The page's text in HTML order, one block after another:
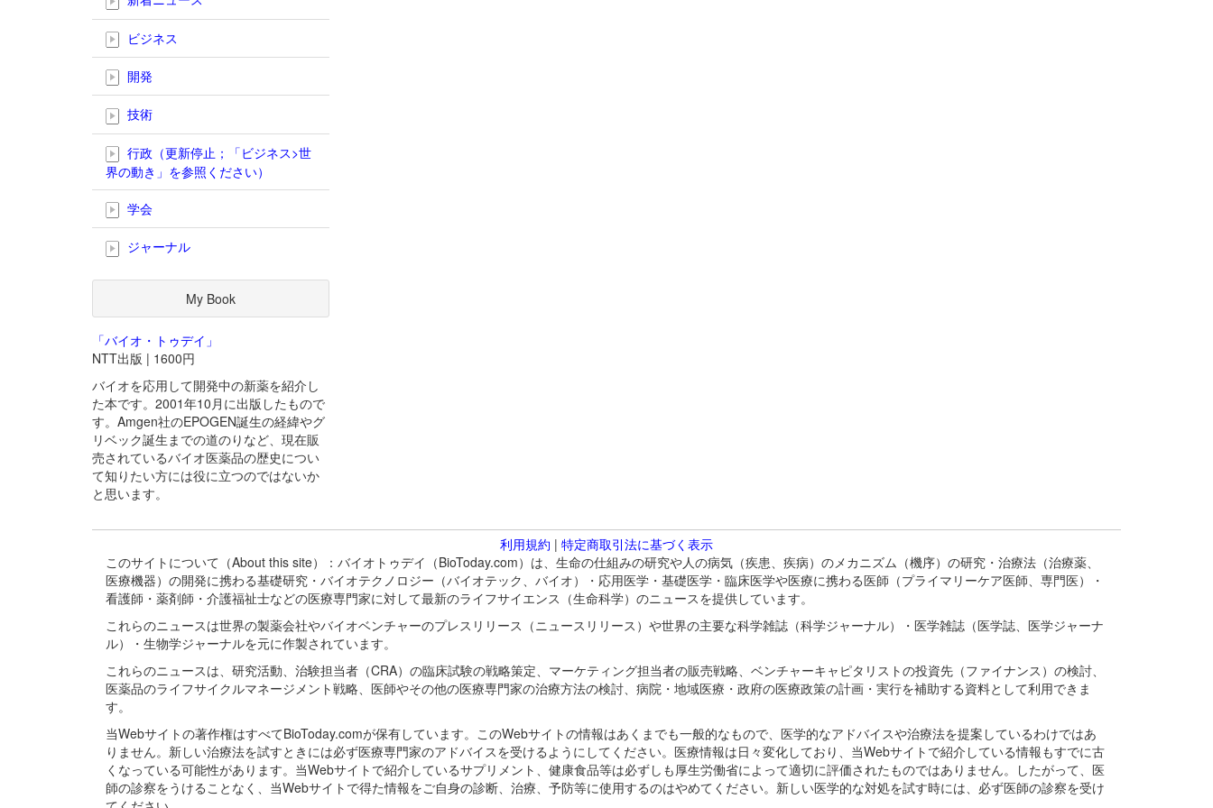
ビジネス
開発
技術
行政（更新停止；「ビジネス>世
界の動き」を参照ください）
学会
ジャーナル
My Book
「バイオ・トゥデイ」
NTT出版 | 1600円
バイオを応用して開発中の新薬を紹介し
た本です。2001年10月に出版したもので
す。Amgen社のEPOGEN誕生の経緯やグ
リベック誕生までの道のりなど、現在販
売されているバイオ医薬品の歴史につい
て知りたい方には役に立つのではないか
と思います。
利用規約 | 特定商取引法に基づく表示
このサイトについて（About this site）：バイオトゥデイ（BioToday.com）は、生命の仕組みの研究や人の病気（疾患、疾病）のメカニズム（機序）の研究・治療法（治療薬、
医療機器）の開発に携わる基礎研究・バイオテクノロジー（バイオテック、バイオ）・応用医学・基礎医学・臨床医学や医療に携わる医師（プライマリーケア医師、専門医）・
看護師・薬剤師・介護福祉士などの医療専門家に対して最新のライフサイエンス（生命科学）のニュースを提供しています。
これらのニュースは世界の製薬会社やバイオベンチャーのプレスリリース（ニュースリリース）や世界の主要な科学雑誌（科学ジャーナル）・医学雑誌（医学誌、医学ジャーナ
ル）・生物学ジャーナルを元に作製されています。
これらのニュースは、研究活動、治験担当者（CRA）の臨床試験の戦略策定、マーケティング担当者の販売戦略、ベンチャーキャピタリストの投資先（ファイナンス）の検討、
医薬品のライフサイクルマネージメント戦略、医師やその他の医療専門家の治療方法の検討、病院・地域医療・政府の医療政策の計画・実行を補助する資料として利用できま
す。
当Webサイトの著作権はすべてBioToday.comが保有しています。このWebサイトの情報はあくまでも一般的なもので、医学的なアドバイスや治療法を提案しているわけではあ
りません。新しい治療法を試すときには必ず医療専門家のアドバイスを受けるようにしてください。医療情報は日々変化しており、当Webサイトで紹介している情報もすでに古
くなっている可能性があります。当Webサイトで紹介しているサプリメント、健康食品等は必ずしも厚生労働省によって適切に評価されたものではありません。したがって、医
師の診察をうけることなく、当Webサイトで得た情報をご自身の診断、治療、予防等に使用するのはやめてください。新しい医学的な対処を試す時には、必ず医師の診察を受け